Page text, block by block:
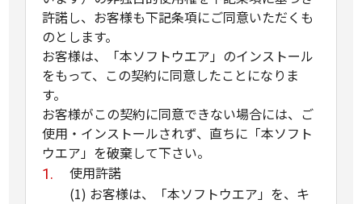
許諾し、お客様も下記条項にご同意いただくも
のとします。
お客様は、「本ソフトウエア」のインストール
をもって、この契約に同意したことになりま
す。
お客様がこの契約に同意できない場合には、ご
使用・インストールされず、直ちに「本ソフト
ウエア」を破棄して下さい。
使用許諾
(1) お客様は、「本ソフトウエア」を、キ